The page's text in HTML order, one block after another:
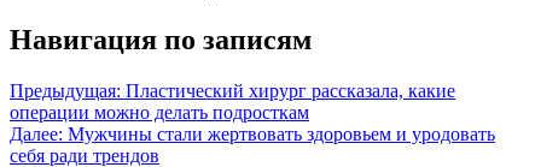
Навигация по записям
Предыдущая: Пластический хирург рассказала, какие
операции можно делать подросткам
Далее: Мужчины стали жертвовать здоровьем и уродовать
себя ради трендов